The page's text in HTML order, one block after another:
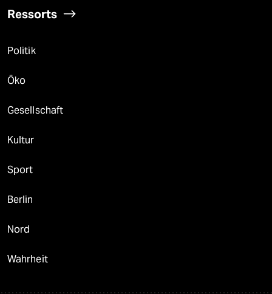
Ressorts
Politik
Öko
Gesellschaft
Kultur
Sport
Berlin
Nord
Wahrheit